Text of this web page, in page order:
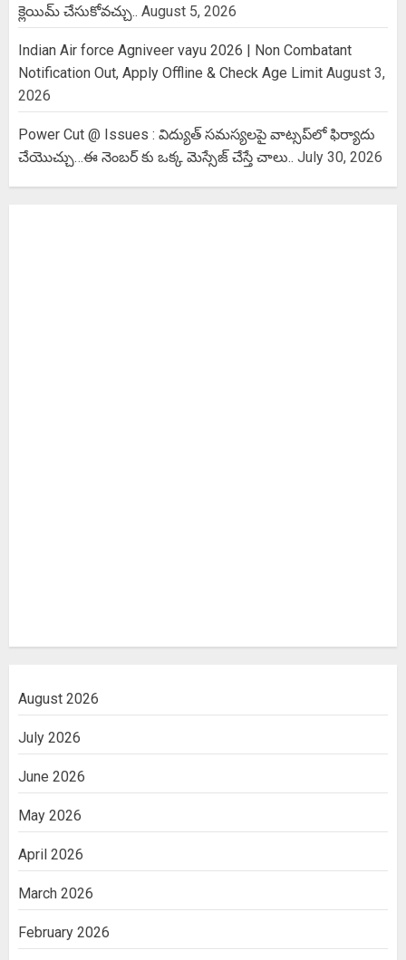
క్లెయిమ్ చేసుకోవచ్చు.. August 5, 2026
Indian Air force Agniveer vayu 2026 | Non Combatant
Notification Out, Apply Offline & Check Age Limit August 3,
2026
Power Cut @ Issues : విద్యుత్ సమస్యలపై వాట్సప్‌లో ఫిర్యాదు
చేయొచ్చు…ఈ నెంబర్ కు ఒక్క మెస్సేజ్ చేస్తే చాలు.. July 30, 2026
August 2026
July 2026
June 2026
May 2026
April 2026
March 2026
February 2026